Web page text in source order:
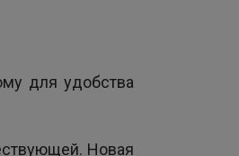
для удобства
Новая